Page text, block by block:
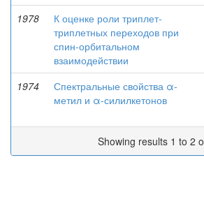
1978
К оценке роли триплет-
триплетных переходов при
спин-орбитальном
взаимодействии
1974
Спектральные свойства α-
метил и α-силилкетонов
Showing results 1 to 2